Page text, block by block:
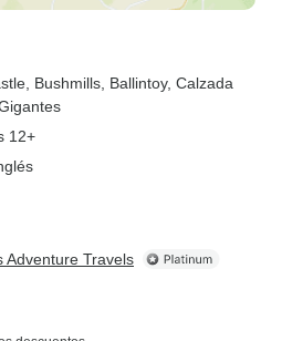
, Bushmills , Ballintoy, Calzada
12+
Adventure Travels